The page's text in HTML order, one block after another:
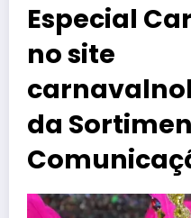
Especial
no site
da